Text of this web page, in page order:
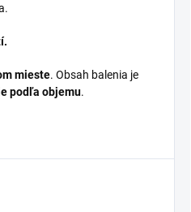
mieste. Obsah balenia je
podľa objemu.